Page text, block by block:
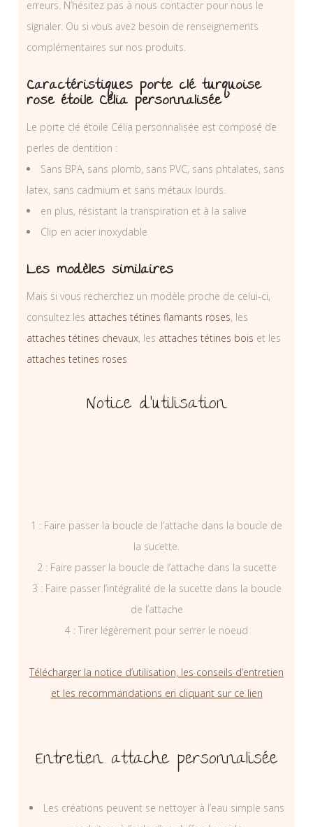
erreurs. N’hésitez pas à nous contacter pour nous le
signaler. Ou si vous avez besoin de renseignements
complémentaires sur nos produits.
Caractéristiques porte clé turquoise
rose étoile Célia personnalisée
Le porte clé étoile Célia personnalisée est composé de
perles de dentition :
Sans BPA, sans plomb, sans PVC, sans phtalates, sans
latex, sans cadmium et sans métaux lourds.
en plus, résistant la transpiration et à la salive
Clip en acier inoxydable
Les modèles similaires
Mais si vous recherchez un modèle proche de celui-ci,
consultez les attaches tétines flamants roses, les
attaches tétines chevaux, les attaches tétines bois et les
attaches tetines roses
Notice d’utilisation
1 : Faire passer la boucle de l’attache dans la boucle de
la sucette.
2 : Faire passer la boucle de l’attache dans la sucette
3 : Faire passer l’intégralité de la sucette dans la boucle
de l’attache
4 : Tirer légèrement pour serrer le noeud
Télécharger la notice d’utilisation, les conseils d’entretien
et les recommandations en cliquant sur ce lien
Entretien attache personnalisée
Les créations peuvent se nettoyer à l’eau simple sans